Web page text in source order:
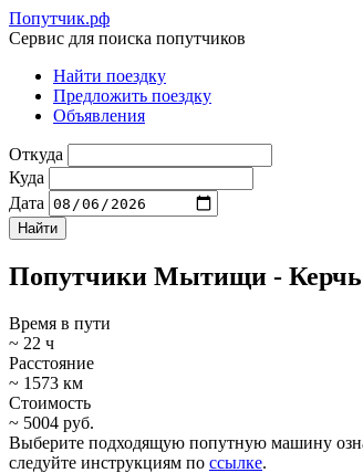
Попутчик.рф
Сервис для поиска попутчиков
Найти поездку
Предложить поездку
Объявления
Откуда
Куда
Дата
Попутчики Мытищи - Керчь
Время в пути
~ 22 ч
Расстояние
~ 1573 км
Стоимость
~ 5004 руб.
Выберите подходящую попутную машину
следуйте инструкциям по ссылке.